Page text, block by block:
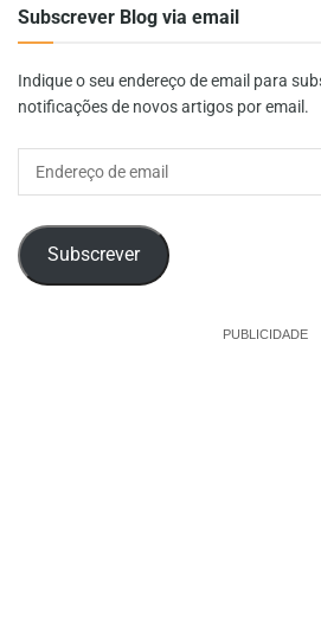
Subscrever Blog via email
Indique o seu endereço de email para
notificações de novos artigos por email.
Subscrever
PUBLICIDADE